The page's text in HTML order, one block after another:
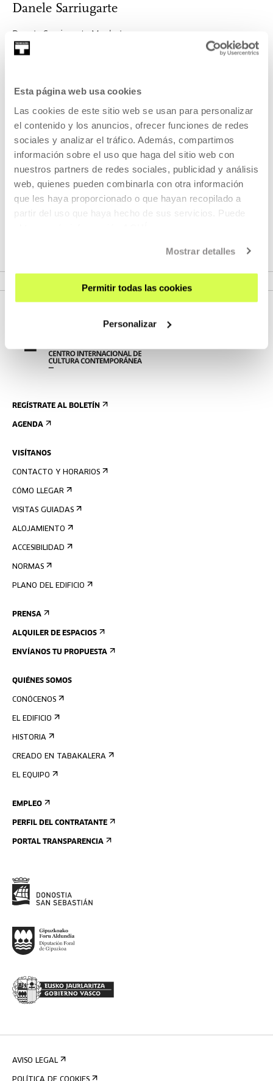
Esta página web usa cookies
Las cookies de este sitio web se usan para personalizar
el contenido y los anuncios, ofrecer funciones de redes
sociales y analizar el tráfico. Además, compartimos
información sobre el uso que haga del sitio web con
nuestros partners de redes sociales, publicidad y análisis
web, quienes pueden combinarla con otra información
que les haya proporcionado o que hayan recopilado a
partir del uso que haya hecho de sus servicios. Puede
Mostrar detalles
Permitir todas las cookies
Personalizar
Danele Sarriugarte
Pertenece a Programa: Mugak /
Fronteras
El proyecto Mugak/Fronteras invitará a artistas y agentes
culturales a repensar la noción de frontera en nuestro
territorio, y propondrá un trabajo de investigación y un
programa de actividades que incluirá talleres, seminarios,
REGÍSTRATE AL BOLETÍN
AGENDA
VISÍTANOS
CONTACTO Y HORARIOS
CÓMO LLEGAR
VISITAS GUIADAS
ALOJAMIENTO
ACCESIBILIDAD
NORMAS
PLANO DEL EDIFICIO
PRENSA
ALQUILER DE ESPACIOS
ENVÍANOS TU PROPUESTA
QUIÉNES SOMOS
CONÓCENOS
EL EDIFICIO
HISTORIA
CREADO EN TABAKALERA
EL EQUIPO
EMPLEO
PERFIL DEL CONTRATANTE
PORTAL TRANSPARENCIA
AVISO LEGAL